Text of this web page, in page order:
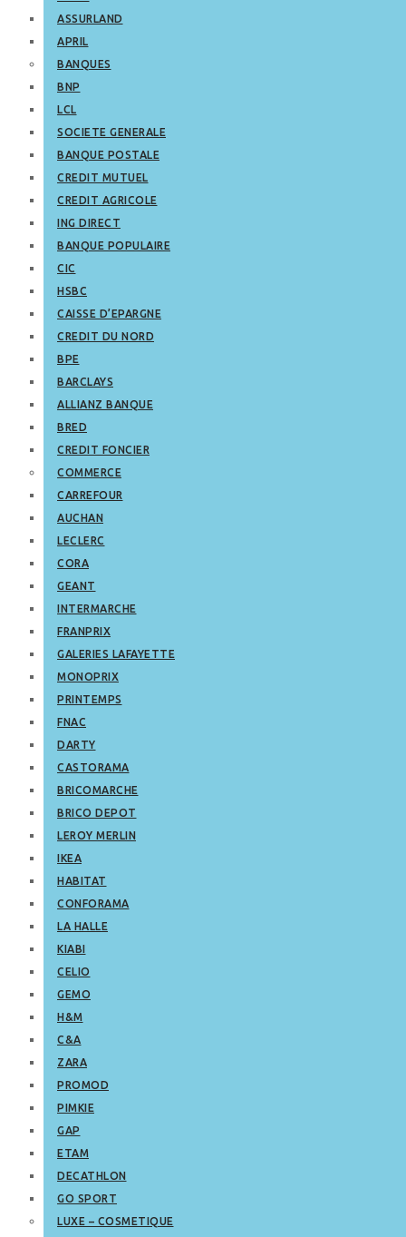
ASSURLAND
APRIL
BANQUES
BNP
LCL
SOCIETE GENERALE
BANQUE POSTALE
CREDIT MUTUEL
CREDIT AGRICOLE
ING DIRECT
BANQUE POPULAIRE
CIC
HSBC
CAISSE D’EPARGNE
CREDIT DU NORD
BPE
BARCLAYS
ALLIANZ BANQUE
BRED
CREDIT FONCIER
COMMERCE
CARREFOUR
AUCHAN
LECLERC
CORA
GEANT
INTERMARCHE
FRANPRIX
GALERIES LAFAYETTE
MONOPRIX
PRINTEMPS
FNAC
DARTY
CASTORAMA
BRICOMARCHE
BRICO DEPOT
LEROY MERLIN
IKEA
HABITAT
CONFORAMA
LA HALLE
KIABI
CELIO
GEMO
H&M
C&A
ZARA
PROMOD
PIMKIE
GAP
ETAM
DECATHLON
GO SPORT
LUXE – COSMETIQUE